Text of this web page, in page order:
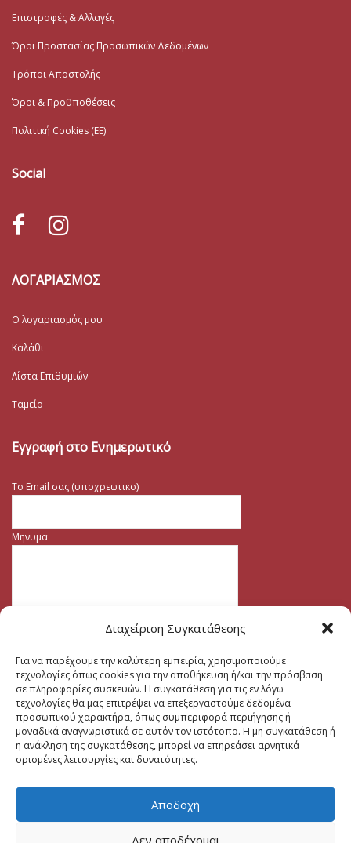
Διαχείριση Συγκατάθεσης
Για να παρέχουμε την καλύτερη εμπειρία, χρησιμοποιούμε
τεχνολογίες όπως cookies για την αποθήκευση ή/και την πρόσβαση
σε πληροφορίες συσκευών. Η συγκατάθεση για τις εν λόγω
τεχνολογίες θα μας επιτρέψει να επεξεργαστούμε δεδομένα
προσωπικού χαρακτήρα, όπως συμπεριφορά περιήγησης ή
μοναδικά αναγνωριστικά σε αυτόν τον ιστότοπο. Η μη συγκατάθεση ή
η ανάκληση της συγκατάθεσης, μπορεί να επηρεάσει αρνητικά
ορισμένες λειτουργίες και δυνατότητες.
Αποδοχή
Δεν αποδέχομαι
Επιστροφές & Αλλαγές
Όροι Προστασίας Προσωπικών Δεδομένων
Τρόποι Αποστολής
Όροι & Προϋποθέσεις
Πολιτική Cookies (ΕΕ)
Social
ΛΟΓΑΡΙΑΣΜΟΣ
Ο λογαριασμός μου
Καλάθι
Λίστα Επιθυμιών
Ταμείο
Εγγραφή στο Ενημερωτικό
Το Email σας (υποχρεωτικο)
Μηνυμα